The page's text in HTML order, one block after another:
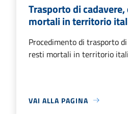
Trasporto di
mortali in territorio
Procedimento di trasporto
resti mortali in territorio
VAI ALLA PAGINA